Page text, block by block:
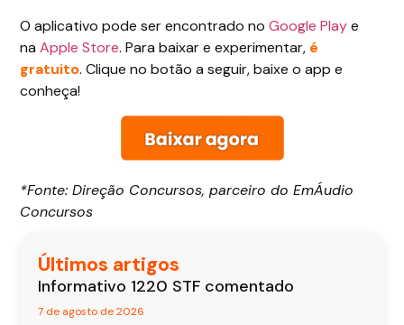
O aplicativo pode ser encontrado noGoogle Playe
naApple Store. Para baixar e experimentar, é
gratuito. Clique no botão a seguir, baixe o app e
conheça!
*Fonte: Direção Concursos, parceiro do EmÁudio
Concursos
Últimos artigos
Informativo 1220 STF comentado
7 de agosto de 2026